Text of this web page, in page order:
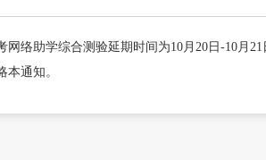
网络助学综合测验延期时间为10月20日-10月
本通知。